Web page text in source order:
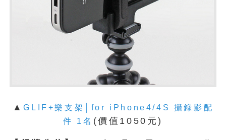
▲GLIF+樂支架│for iPhone4/4S 攝錄影配
件 1名 (價值1050元)